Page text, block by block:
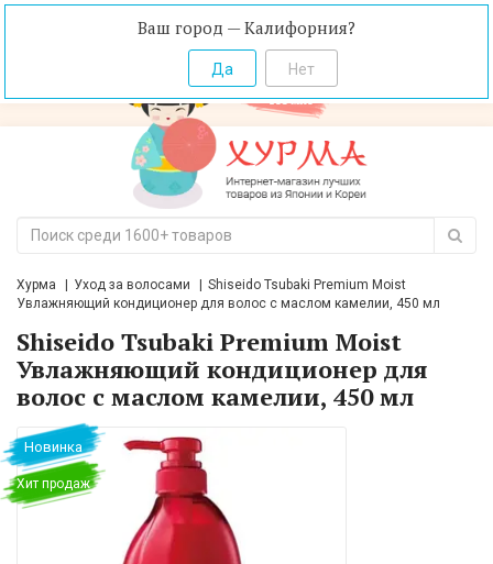
Ваш город — Калифорния?
Хурма Уход за волосами
Shiseido Tsubaki Premium Moist
Увлажняющий кондиционер для волос с маслом камелии, 450 мл
Shiseido Tsubaki Premium Moist
Увлажняющий кондиционер для
волос с маслом камелии, 450 мл
Новинка
Хит продаж